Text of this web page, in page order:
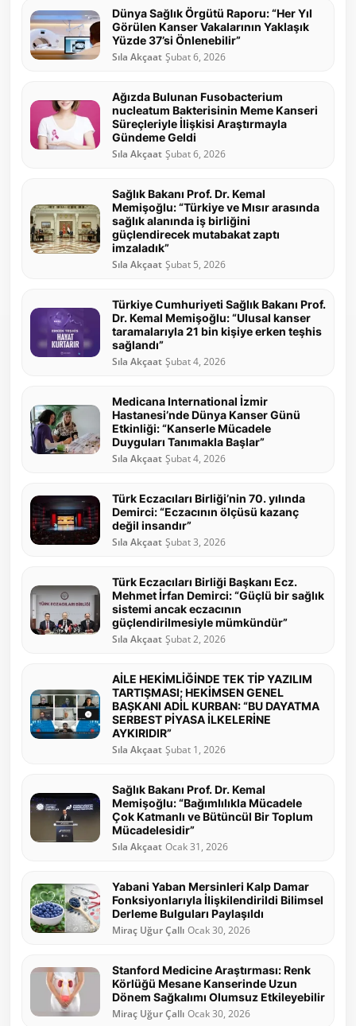
Dünya Sağlık Örgütü Raporu: “Her Yıl
Görülen Kanser Vakalarının Yaklaşık
Yüzde 37’si Önlenebilir”
Sıla Akçaat Şubat 6, 2026
Ağızda Bulunan Fusobacterium
nucleatum Bakterisinin Meme Kanseri
Süreçleriyle İlişkisi Araştırmayla
Gündeme Geldi
Sıla Akçaat Şubat 6, 2026
Sağlık Bakanı Prof. Dr. Kemal
Memişoğlu: “Türkiye ve Mısır arasında
sağlık alanında iş birliğini
güçlendirecek mutabakat zaptı
imzaladık”
Sıla Akçaat Şubat 5, 2026
Türkiye Cumhuriyeti Sağlık Bakanı Prof.
Dr. Kemal Memişoğlu: “Ulusal kanser
taramalarıyla 21 bin kişiye erken teşhis
sağlandı”
Sıla Akçaat Şubat 4, 2026
Medicana International İzmir
Hastanesi’nde Dünya Kanser Günü
Etkinliği: “Kanserle Mücadele
Duyguları Tanımakla Başlar”
Sıla Akçaat Şubat 4, 2026
Türk Eczacıları Birliği’nin 70. yılında
Demirci: “Eczacının ölçüsü kazanç
değil insandır”
Sıla Akçaat Şubat 3, 2026
Türk Eczacıları Birliği Başkanı Ecz.
Mehmet İrfan Demirci: “Güçlü bir sağlık
sistemi ancak eczacının
güçlendirilmesiyle mümkündür”
Sıla Akçaat Şubat 2, 2026
AİLE HEKİMLİĞİNDE TEK TİP YAZILIM
TARTIŞMASI; HEKİMSEN GENEL
BAŞKANI ADİL KURBAN: “BU DAYATMA
SERBEST PİYASA İLKELERİNE
AYKIRIDIR”
Sıla Akçaat Şubat 1, 2026
Sağlık Bakanı Prof. Dr. Kemal
Memişoğlu: “Bağımlılıkla Mücadele
Çok Katmanlı ve Bütüncül Bir Toplum
Mücadelesidir”
Sıla Akçaat Ocak 31, 2026
Yabani Yaban Mersinleri Kalp Damar
Fonksiyonlarıyla İlişkilendirildi Bilimsel
Derleme Bulguları Paylaşıldı
Miraç Uğur Çallı Ocak 30, 2026
Stanford Medicine Araştırması: Renk
Körlüğü Mesane Kanserinde Uzun
Dönem Sağkalımı Olumsuz Etkileyebilir
Miraç Uğur Çallı Ocak 30, 2026